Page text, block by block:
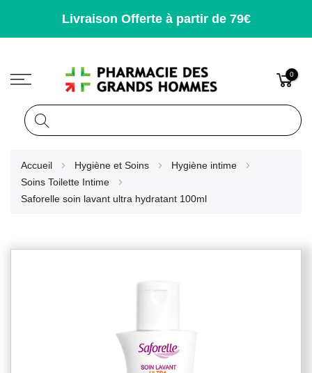
Livraison Offerte à partir de 79€
0
Accueil Hygiène et Soins
Hygiène intime
Soins Toilette Intime
Saforelle soin lavant ultra hydratant 100ml